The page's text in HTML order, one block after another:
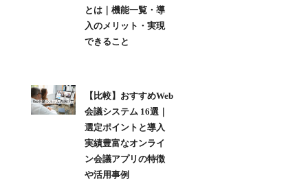
とは｜機能一覧・導
入のメリット・実現
できること
【比較】おすすめWeb
会議システム 16選｜
選定ポイントと導入
実績豊富なオンライ
ン会議アプリの特徴
や活用事例